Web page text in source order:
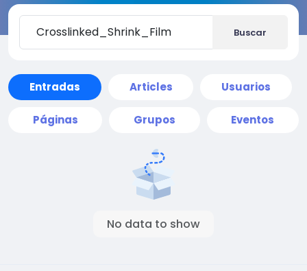
Buscar
Entradas Articles Usuarios
Páginas Grupos Eventos
No data to show